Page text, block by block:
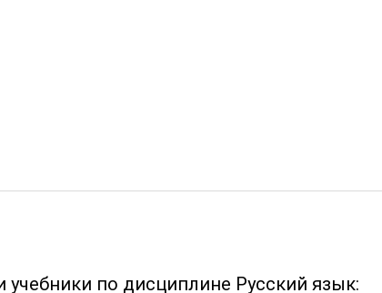
учебники по дисциплине Русский язык: